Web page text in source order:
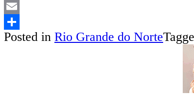
LinkedIn
Email
Share
Posted in Rio Grande do Norte